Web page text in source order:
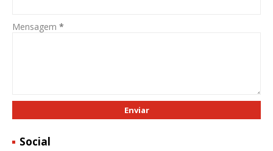
Mensagem *
Social